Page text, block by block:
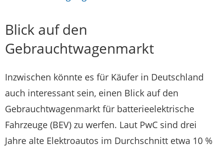
Blick auf den
Gebrauchtwagenmarkt
Inzwischen könnte es für Käufer in Deutschland
auch interessant sein, einen Blick auf den
Gebrauchtwagenmarkt für batterieelektrische
Fahrzeuge (BEV) zu werfen. Laut PwC sind drei
Jahre alte Elektroautos im Durchschnitt etwa 10 %